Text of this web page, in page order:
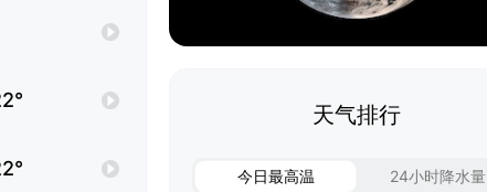
天气排行
今日最高温 24小时降水量